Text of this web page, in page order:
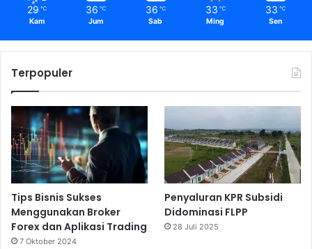
29 ℃
Kam
36 ℃
Jum
36 ℃
Sab
33 ℃
Ming
33 ℃
Sen
Terpopuler
Tips Bisnis Sukses
Menggunakan Broker
Forex dan Aplikasi Trading
7 Oktober 2024
Penyaluran KPR Subsidi
Didominasi FLPP
28 Juli 2025